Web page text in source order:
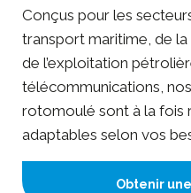
Conçus pour les
transport maritime, de la
de l’exploitation
télécommunications,
rotomoulé sont à la fois
adaptables selon vos
Obtenir